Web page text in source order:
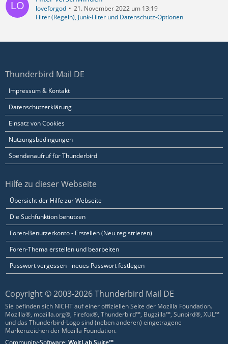
loveforgod
21. November 2022 um 13:19
Filter (Regeln), Junk-Filter und Datenschutz-Optionen
Thunderbird Mail DE
Impressum & Kontakt
Datenschutzerklärung
Einsatz von Cookies
Nutzungsbedingungen
Spendenaufruf für Thunderbird
Hilfe zu dieser Webseite
Übersicht der Hilfe zur Webseite
Die Suchfunktion benutzen
Foren-Benutzerkonto - Erstellen (Neu registrieren)
Foren-Thema erstellen und bearbeiten
Passwort vergessen - neues Passwort festlegen
Copyright © 2003-2026 Thunderbird Mail DE
Sie befinden sich NICHT auf einer offiziellen Seite der Mozilla Foundation.
Mozilla®, mozilla.org®, Firefox®, Thunderbird™, Bugzilla™, Sunbird®, XUL™
und das Thunderbird-Logo sind (neben anderen) eingetragene
Markenzeichen der Mozilla Foundation.
Community-Software:WoltLab Suite™